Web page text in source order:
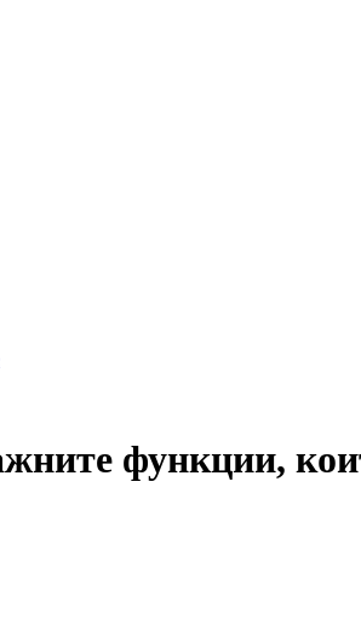
функции,